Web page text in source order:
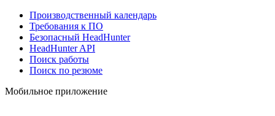
Производственный календарь
Требования к ПО
Безопасный HeadHunter
HeadHunter API
Поиск работы
Поиск по резюме
Мобильное приложение